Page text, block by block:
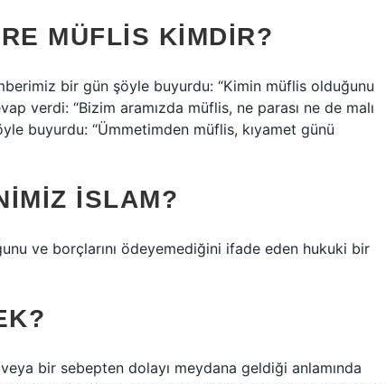
MÜFLIS KIMDIR?
bir gün şöyle buyurdu: “Kimin müflis olduğunu
verdi: “Bizim aramızda müflis, ne parası ne de malı
buyurdu: “Ümmetimden müflis, kıyamet günü
İSLAM?
ve borçlarını ödeyemediğini ifade eden hukuki bir
bir sebepten dolayı meydana geldiği anlamında